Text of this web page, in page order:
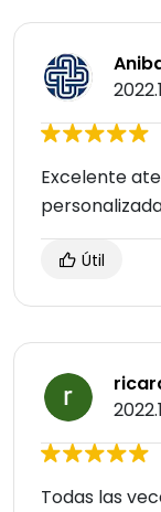
Excelente
Útil
Todas las